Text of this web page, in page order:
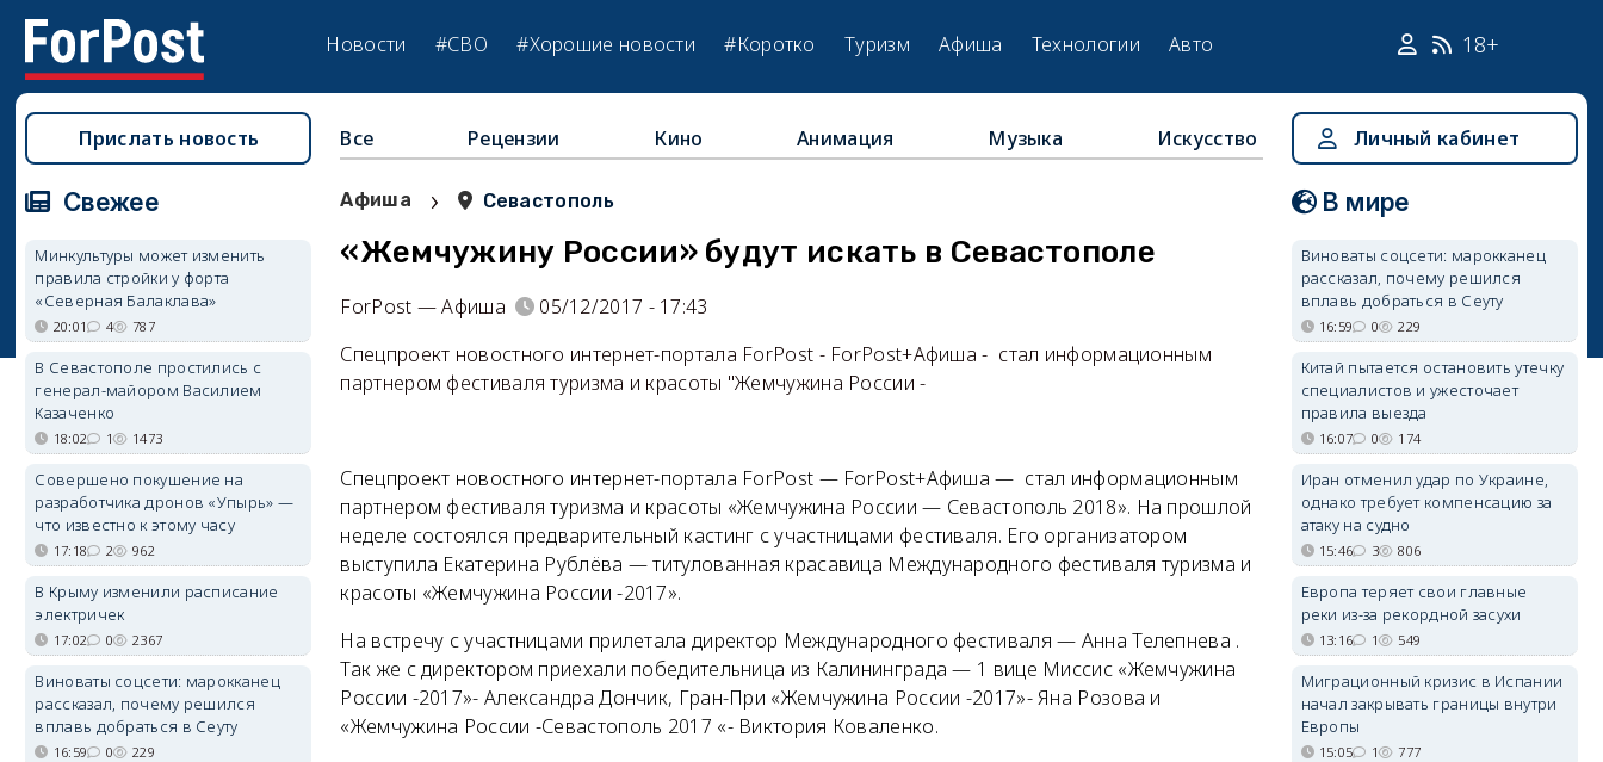
Новости #СВО #Хорошие новости #Коротко Туризм Афиша Технологии Авто 18+
Все Рецензии Кино Анимация Музыка Искусство
Афиша › Севастополь
«Жемчужину России» будут искать в Севастополе
ForPost — Афиша
05/12/2017 - 17:43
Спецпроект новостного интернет-портала ForPost - ForPost+Афиша - стал информационным
партнером фестиваля туризма и красоты "Жемчужина России -
Спецпроект новостного интернет-портала ForPost — ForPost+Афиша — стал информационным
партнером фестиваля туризма и красоты «Жемчужина России — Севастополь 2018». На прошлой
неделе состоялся предварительный кастинг с участницами фестиваля. Его организатором
выступила Екатерина Рублёва — титулованная красавица Международного фестиваля туризма и
красоты «Жемчужина России -2017».
На встречу с участницами прилетала директор Международного фестиваля — Анна Телепнева .
Так же с директором приехали победительница из Калининграда — 1 вице Миссис «Жемчужина
России -2017»- Александра Дончик, Гран-При «Жемчужина России -2017»- Яна Розова и
«Жемчужина России -Севастополь 2017 «- Виктория Коваленко.
Прислать новость
Свежее
Минкультуры может изменить
правила стройки у форта
«Северная Балаклава»
20:01 4 787
В Севастополе простились с
генерал-майором Василием
Казаченко
18:02 1 1473
Совершено покушение на
разработчика дронов «Упырь» —
что известно к этому часу
17:18 2 962
В Крыму изменили расписание
электричек
17:02 0 2367
Виноваты соцсети: марокканец
рассказал, почему решился
вплавь добраться в Сеуту
16:59 0 229
Личный кабинет
В мире
Виноваты соцсети: марокканец
рассказал, почему решился
вплавь добраться в Сеуту
16:59 0 229
Китай пытается остановить утечку
специалистов и ужесточает
правила выезда
16:07 0 174
Иран отменил удар по Украине,
однако требует компенсацию за
атаку на судно
15:46 3 806
Европа теряет свои главные
реки из-за рекордной засухи
13:16 1 549
Миграционный кризис в Испании
начал закрывать границы внутри
Европы
15:05 1 777